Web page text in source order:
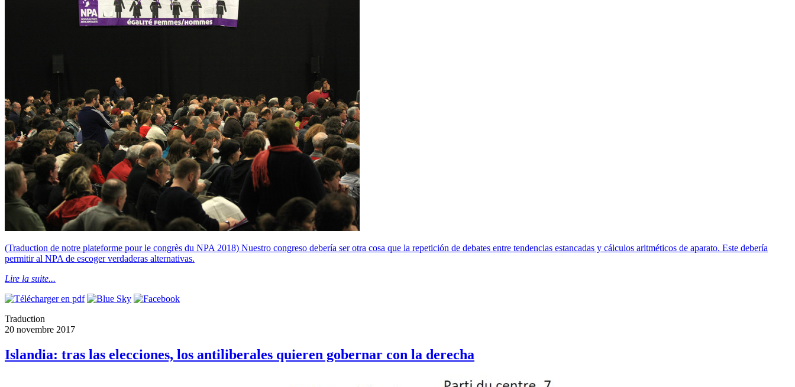
(Traduction de notre plateforme pour le congrès du NPA 2018) Nuestro congreso debería ser otra cosa que la repetición de debates entre tendencias estancadas y cálculos aritméticos de aparato. Este debería
permitir al NPA de escoger verdaderas alternativas.
Lire la suite...
Traduction
20 novembre 2017
Islandia: tras las elecciones, los antiliberales quieren gobernar con la derecha